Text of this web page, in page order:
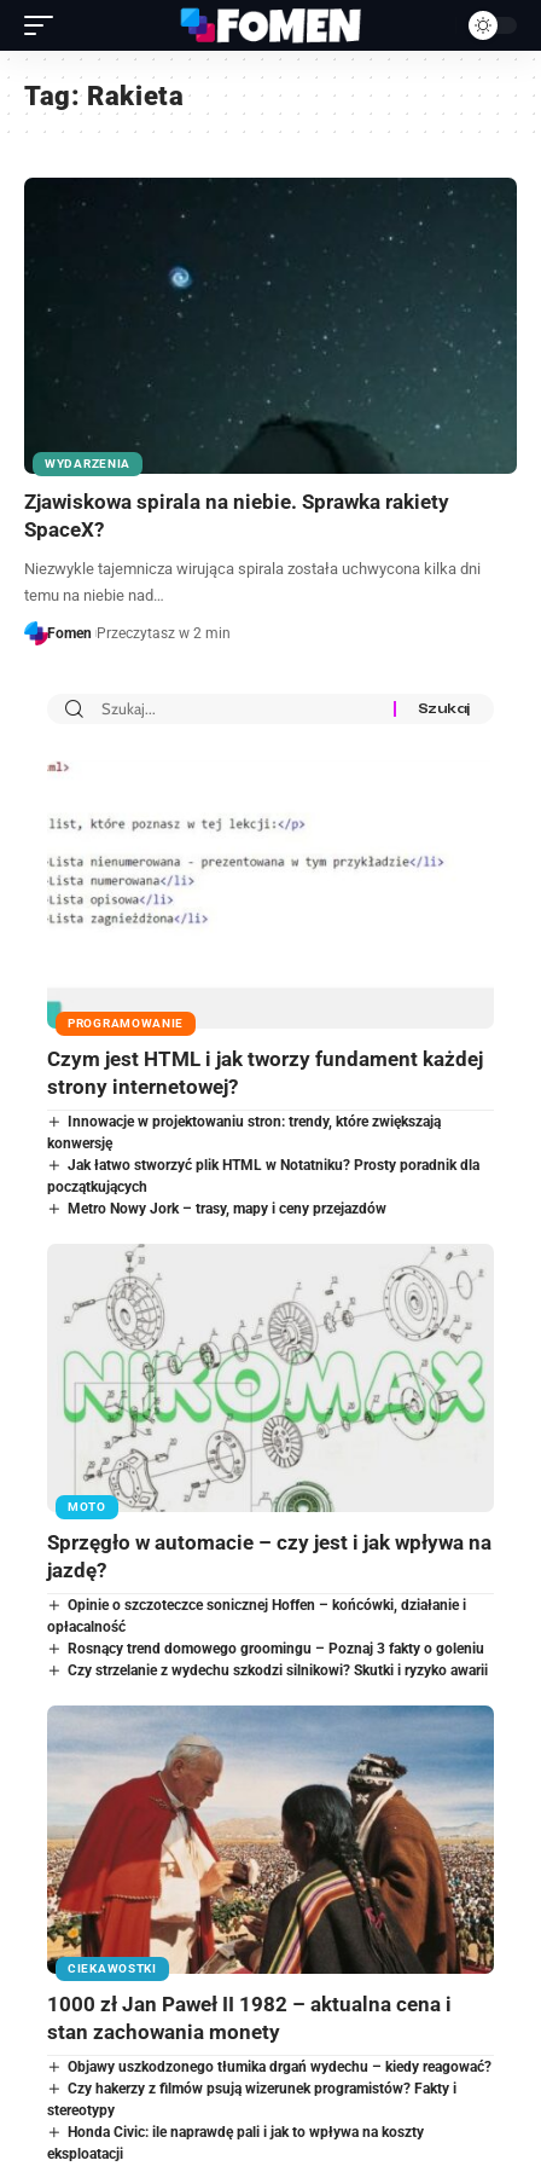
Tag: Rakieta
WYDARZENIA
Zjawiskowa spirala na niebie. Sprawka rakiety
SpaceX?
Niezwykle tajemnicza wirująca spirala została uchwycona kilka dni
temu na niebie nad…
Fomen Przeczytasz w 2 min
PROGRAMOWANIE
Czym jest HTML i jak tworzy fundament każdej
strony internetowej?
Innowacje w projektowaniu stron: trendy, które zwiększają
konwersję
Jak łatwo stworzyć plik HTML w Notatniku? Prosty poradnik dla
początkujących
Metro Nowy Jork – trasy, mapy i ceny przejazdów
MOTO
Sprzęgło w automacie – czy jest i jak wpływa na
jazdę?
Opinie o szczoteczce sonicznej Hoffen – końcówki, działanie i
opłacalność
Rosnący trend domowego groomingu – Poznaj 3 fakty o goleniu
Czy strzelanie z wydechu szkodzi silnikowi? Skutki i ryzyko awarii
CIEKAWOSTKI
1000 zł Jan Paweł II 1982 – aktualna cena i
stan zachowania monety
Objawy uszkodzonego tłumika drgań wydechu – kiedy reagować?
Czy hakerzy z filmów psują wizerunek programistów? Fakty i
stereotypy
Honda Civic: ile naprawdę pali i jak to wpływa na koszty
eksploatacji